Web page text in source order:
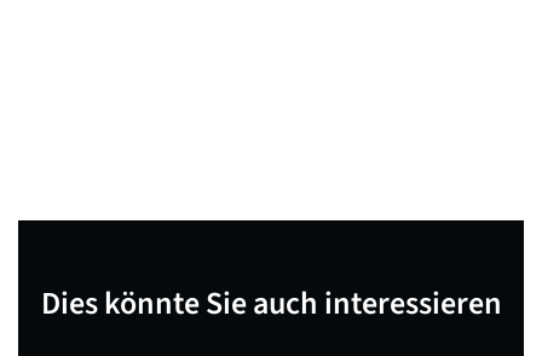
Dies könnte Sie auch interessieren